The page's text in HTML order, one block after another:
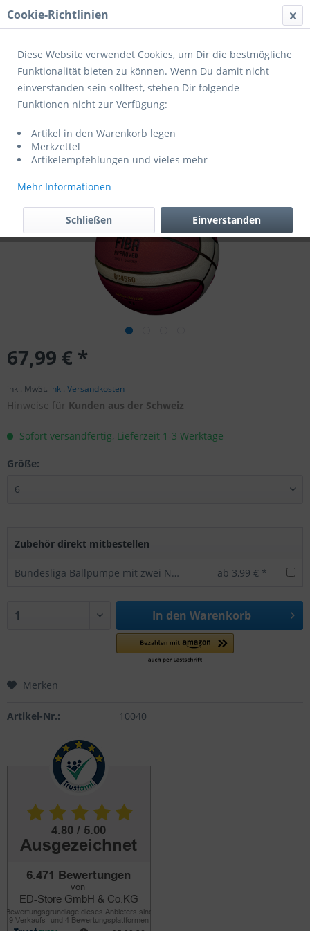
Menü
Übersicht Profibälle
orange/ivory
67,99 € *
inkl. MwSt. inkl. Versandkosten
Hinweise für Kunden aus der Schweiz
Sofort versandfertig, Lieferzeit 1-3 Werktage
Größe:
Zubehör direkt mitbestellen
Bundesliga Ballpumpe mit zwei Nadeln -offizielles Lizenzprodukt ab 3,99 € *
In den Warenkorb
Merken
Artikel-Nr.: 10040
Cookie-Richtlinien
Diese Website verwendet Cookies, um Dir die bestmögliche
Funktionalität bieten zu können. Wenn Du damit nicht
einverstanden sein solltest, stehen Dir folgende
Funktionen nicht zur Verfügung:
Artikel in den Warenkorb legen
Merkzettel
Artikelempfehlungen und vieles mehr
Mehr Informationen
Einverstanden
Schließen